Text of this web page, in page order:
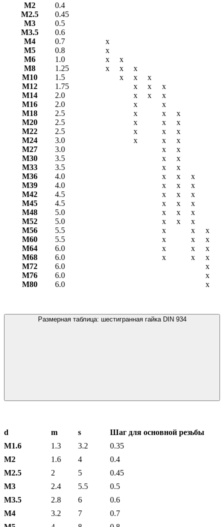
М2
0.4
М2.5
0.45
М3
0.5
М3.5
0.6
М4
0.7
х
М5
0.8
х
М6
1.0 х
х
М8
1.25 х х
х
М10
1.5 х х
х
М12
1.75 х х
х
М14
2.0 х х
х
М16
2.0 х
х
М18
2.5 х х
х
М20
2.5 х х
х
М22
2.5 х х
х
М24
3.0 х х
х
М27
3.0 х
х
М30
3.5 х
х
М33
3.5 х
х
М36
4.0 х х
х
М39
4.0 х х
х
М42
4.5 х х
х
М45
4.5 х х
х
М48
5.0 х х
х
М52
5.0 х х
х
М56
5.5 х х
х
М60
5.5 х х
х
М64
6.0 х х
х
М68
6.0 х х
х
М72
6.0
х
М76
6.0
х
М80
6.0 х
Размерная таблица: шестигранная гайка DIN 934
d m s
Шаг для основной резьбы
М1.6
1.3 3.2
0.35
М2
1.6 4
0.4
М2.5
2 5
0.45
М3
2.4 5.5
0.5
М3.5
2.8 6
0.6
М4
3.2 7
0.7